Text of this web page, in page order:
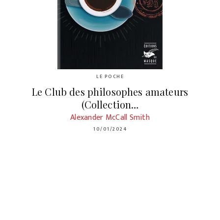
LE POCHE
Le Club des philosophes amateurs
(Collection…
Alexander McCall Smith
10/01/2024